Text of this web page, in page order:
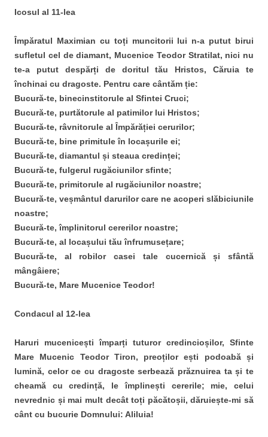
Icosul al 11-lea
Împăratul Maximian cu toți muncitorii lui n-a putut birui
sufletul cel de diamant, Mucenice Teodor Stratilat, nici nu
te-a putut despărți de doritul tău Hristos, Căruia te
închinai cu dragoste. Pentru care cântăm ție:
Bucură-te, binecinstitorule al Sfintei Cruci;
Bucură-te, purtătorule al patimilor lui Hristos;
Bucură-te, râvnitorule al Împărăției cerurilor;
Bucură-te, bine primitule în locașurile ei;
Bucură-te, diamantul și steaua credinței;
Bucură-te, fulgerul rugăciunilor sfinte;
Bucură-te, primitorule al rugăciunilor noastre;
Bucură-te, veșmântul darurilor care ne acoperi slăbiciunile
noastre;
Bucură-te, împlinitorul cererilor noastre;
Bucură-te, al locașului tău înfrumusețare;
Bucură-te, al robilor casei tale cucernică și sfântă
mângâiere;
Bucură-te, Mare Mucenice Teodor!
Condacul al 12-lea
Haruri mucenicești împarți tuturor credincioșilor, Sfinte
Mare Mucenic Teodor Tiron, preoților ești podoabă și
lumină, celor ce cu dragoste serbează prăznuirea ta și te
cheamă cu credință, le împlinești cererile; mie, celui
nevrednic și mai mult decât toți păcătoșii, dăruiește-mi să
cânt cu bucurie Domnului: Aliluia!